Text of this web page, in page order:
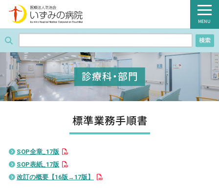
病院紹介
外来のご案内
健診のご案内
MENU
検索
診療科・部門
標準業務手順書
SOP全章_17版
SOP表紙_17版
改訂の概要【16版→17版】